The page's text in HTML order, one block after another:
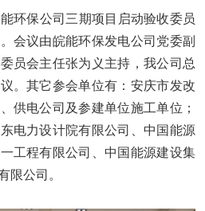
环保公司三期项目启动验收委员
会议由皖能环保发电公司党委副
员会主任张为义主持，我公司总
。其它参会单位有：安庆市发改
供电公司及参建单位施工单位；
电力设计院有限公司、中国能源
工程有限公司、中国能源建设集
限公司。